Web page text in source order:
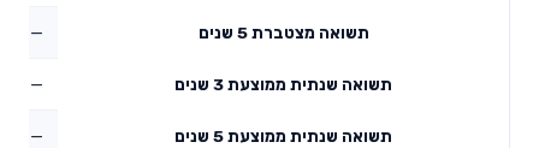
תשואה מצטברת 5 שנים —
תשואה שנתית ממוצעת 3 שנים —
תשואה שנתית ממוצעת 5 שנים —